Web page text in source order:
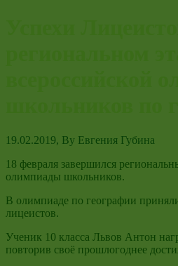
19.02.2019, By Евгения Губина
18 февраля завершился
олимпиады школьников.
В олимпиаде по географии
лицеистов.
Ученик 10 класса Львов Антон
повторив своё прошлогоднее